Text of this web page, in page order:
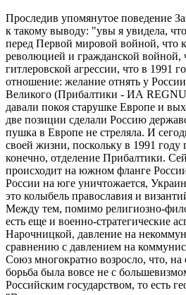
Проследив упомянутое поведение
к такому выводу: "увы я увидела,
перед Первой мировой войной, что
революцией и гражданской войной,
гитлеровской агрессии, что в 1991
отношение: желание отнять у
Великого (Прибалтики - ИА
давали покоя старушке Европе и
две позиции сделали Россию
пушка в Европе не стреляла. И
своей жизни, поскольку в 1991 году
конечно, отделение Прибалтики.
происходит на южном фланге
России на юге уничтожается,
это колыбель православия и
Между тем, помимо религиозно-
есть еще и военно-стратегические
Нарочницкой, давление на
сравнению с давлением на
Союз многократно возросло, что, на
борьба была вовсе не с
Российским государством, то есть